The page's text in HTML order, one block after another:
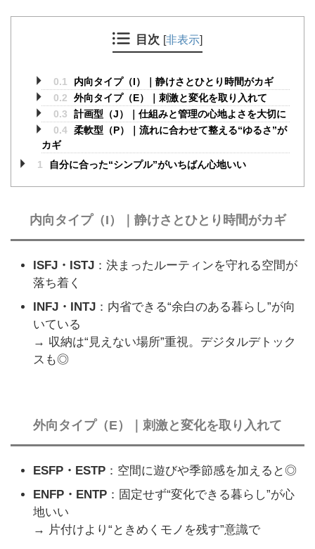
目次 [非表示]
0.1
内向タイプ（I）｜静けさとひとり時間がカギ
0.2
外向タイプ（E）｜刺激と変化を取り入れて
0.3
計画型（J）｜仕組みと管理の心地よさを大切に
0.4 柔軟型（P）｜流れに合わせて整える“ゆるさ”が
カギ
1
自分に合った“シンプル”がいちばん心地いい
内向タイプ（I）｜静けさとひとり時間がカギ
ISFJ・ISTJ ：決まったルーティンを守れる空間が
落ち着く
INFJ・INTJ ：内省できる“余白のある暮らし”が向
いている
→ 収納は“見えない場所”重視。デジタルデトック
スも◎
外向タイプ（E）｜刺激と変化を取り入れて
ESFP・ESTP ：空間に遊びや季節感を加えると◎
ENFP・ENTP ：固定せず“変化できる暮らし”が心
地いい
→ 片付けより“ときめくモノを残す”意識で